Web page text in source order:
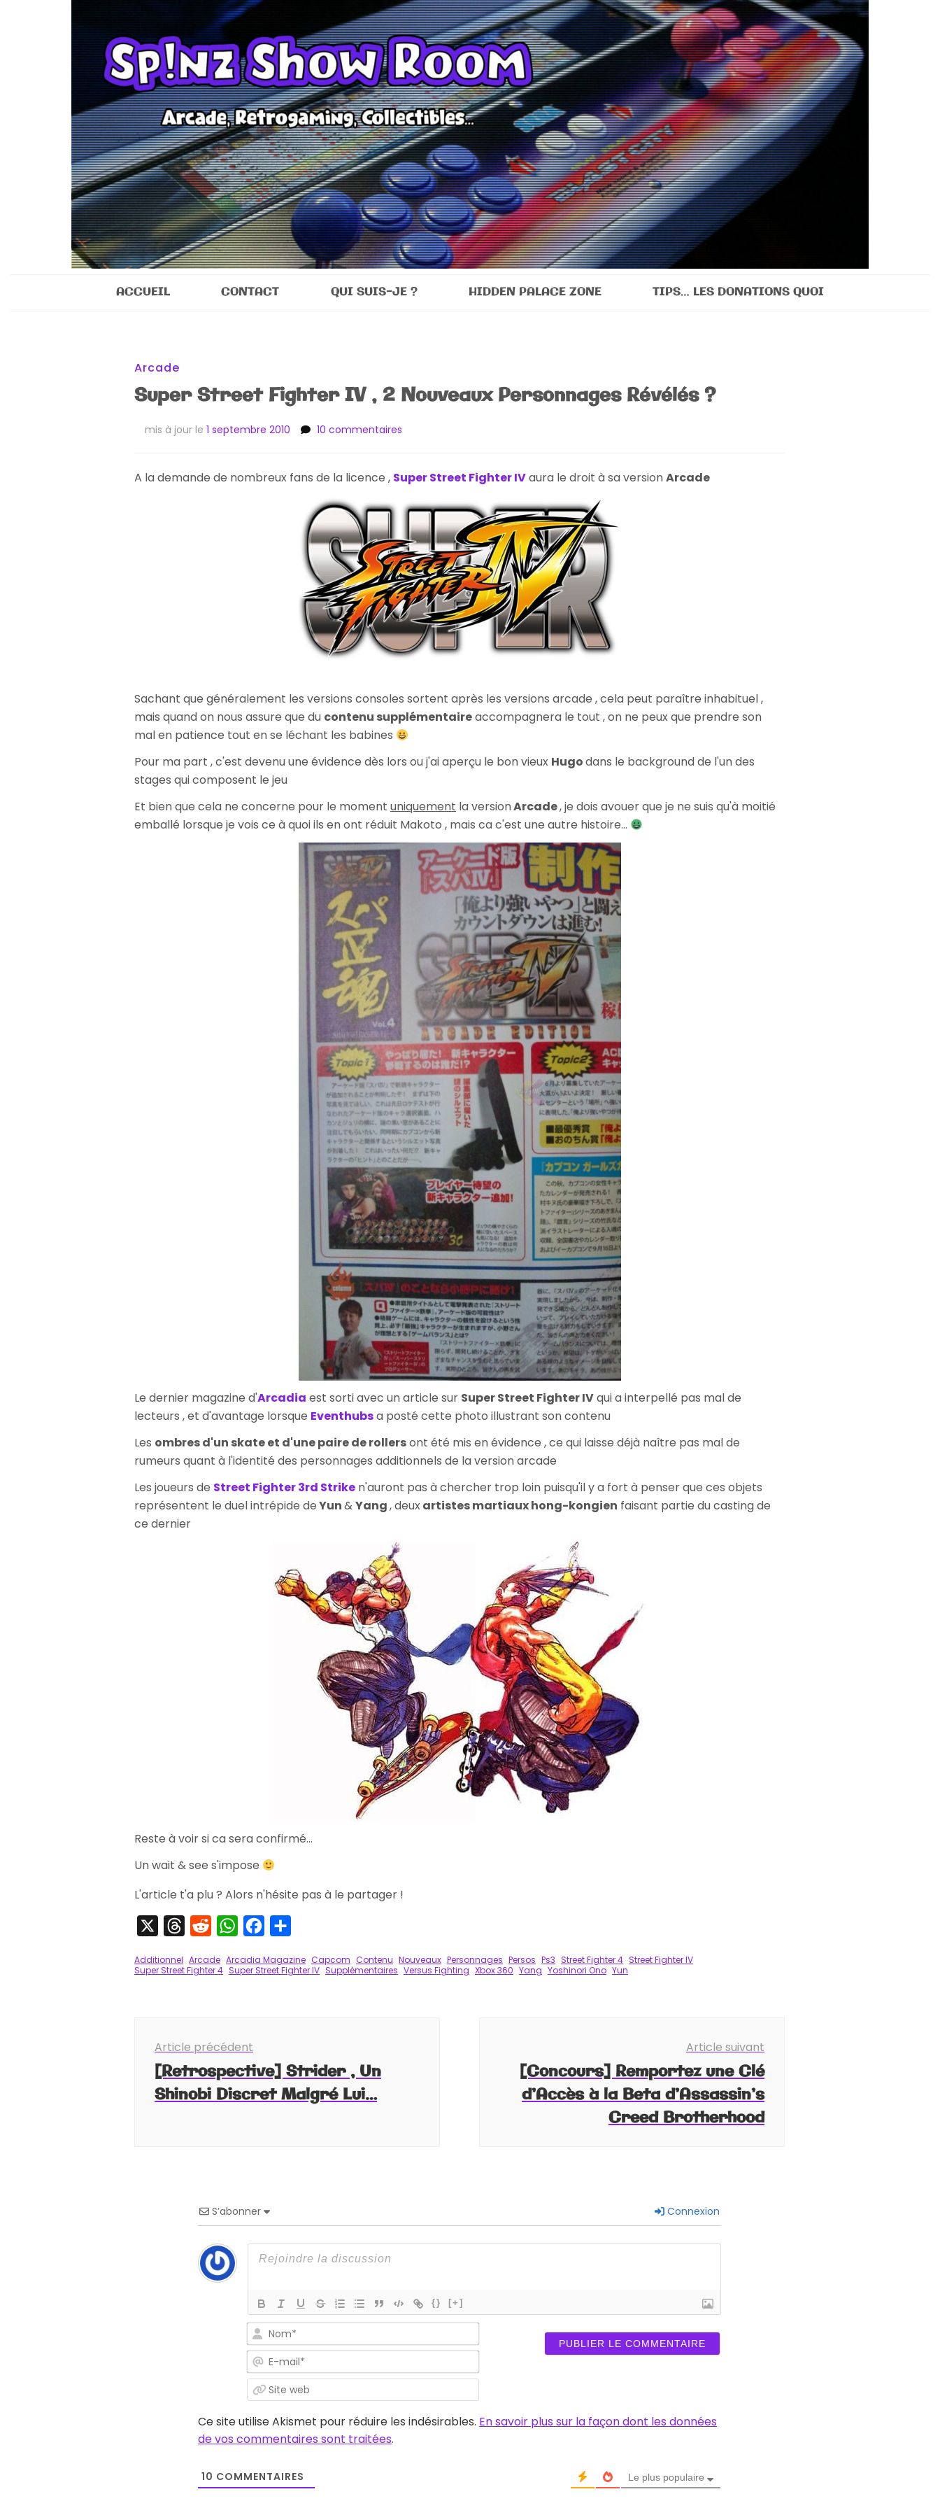
Sp!nz Show Room
ACCUEIL CONTACT QUI SUIS-JE ? HIDDEN PALACE ZONE TIPS… LES DONATIONS QUOI
Arcade
Super Street Fighter IV , 2 Nouveaux Personnages Révélés ?
mis à jour le 1 septembre 2010 10 commentaires
Fighter
IV
Nouveaux
Personnages
Révélés
?
A la demande de nombreux fans de la licence , Super Street Fighter IVaura le droit à sa versionArcade
Sachant que généralement les versions consoles sortent après les versions arcade , cela peut paraître inhabituel ,
mais quand on nous assure que du contenu supplémentaireaccompagnera le tout , on ne peux que prendre son
mal en patience tout en se léchant les babines
Pour ma part , c'est devenu une évidence dès lors ou j'ai aperçu le bon vieux Hugodans le background de l'un des
stages qui composent le jeu
Et bien que cela ne concerne pour le moment uniquement la versionArcade, je dois avouer que je ne suis qu'à moitié
emballé lorsque je vois ce à quoi ils en ont réduit Makoto , mais ca c'est une autre histoire...
Le dernier magazine d'Arcadia est sorti avec un article sur Super Street Fighter IVqui a interpellé pas mal de
lecteurs , et d'avantage lorsque Eventhubsa posté cette photo illustrant son contenu
Les ombres d'un skate et d'une paire de rollersont été mis en évidence , ce qui laisse déjà naître pas mal de
rumeurs quant à l'identité des personnages additionnels de la version arcade
Les joueurs de Street Fighter 3rd Strike n'auront pas à chercher trop loin puisqu'il y a fort à penser que ces objets
représentent le duel intrépide deYun&Yang, deuxartistes martiauxhong-kongien faisant partie du casting de
ce dernier
Reste à voir si ca sera confirmé...
Un wait & see s'impose
L'article t'a plu ? Alors n'hésite pas à le partager !
ThreadsRedditWhatsAppFacebook
Additionnel Arcade Arcadia Magazine Capcom Contenu Nouveaux Personnages Persos Ps3 Street Fighter 4 Street Fighter IV
Super Street Fighter 4 Super Street Fighter IV Supplémentaires Versus Fighting Xbox 360 Yang Yoshinori Ono Yun
d'article
Article précédent
[Retrospective] Strider , Un
Shinobi Discret Malgré Lui…
Article suivant
[Concours] Remportez une Clé
d’Accès à la Beta d’Assassin’s
Creed Brotherhood
S’abonner Connexion
{} [+]
mail*
web
Ce site utilise Akismet pour réduire les indésirables. En savoir plus sur la façon dont les données
de vos commentaires sont traitées.
10 COMMENTAIRES Le plus populaire